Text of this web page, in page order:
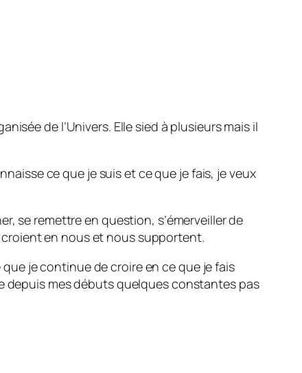
de l’Univers. Elle sied à plusieurs mais il
ce que je suis et ce que je fais, je veux
se remettre en question, s’émerveiller de
en nous et nous supportent.
je continue de croire en ce que je fais
depuis mes débuts quelques constantes pas